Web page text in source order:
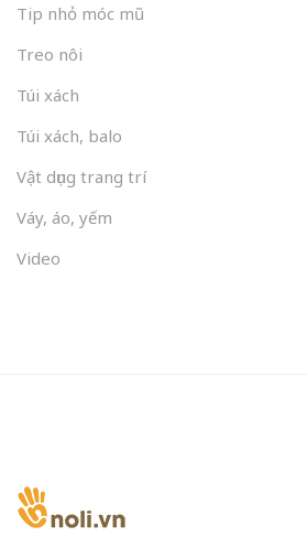
Tip nhỏ móc mũ
Treo nôi
Túi xách
Túi xách, balo
Vật dụng trang trí
Váy, áo, yếm
Video